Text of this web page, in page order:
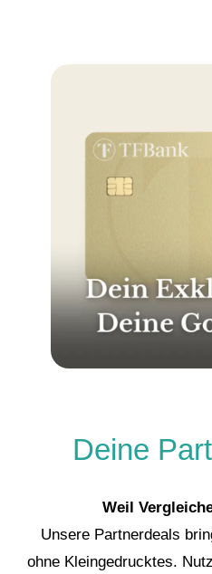
Deine
Weil
Unsere Partnerdeals
ohne Kleingedrucktes.